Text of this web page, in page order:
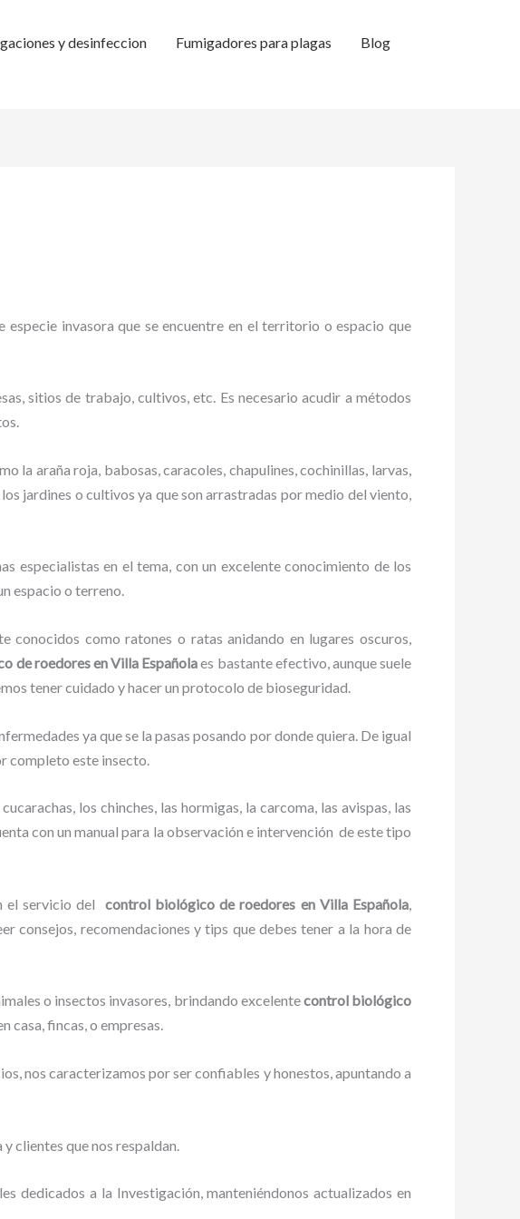
y desinfeccion Fumigadores para plagas
Blog
invasora que se encuentre en el territorio o espacio que
sitios de trabajo, cultivos, etc. Es necesario acudir a métodos
la araña roja, babosas, caracoles, chapulines, cochinillas, larvas,
jardines o cultivos ya que son arrastradas por medio del viento,
especialistas en el tema, con un excelente conocimiento de los
espacio o terreno.
conocidos como ratones o ratas anidando en lugares oscuros,
de roedores en Villa Españolaes bastante efectivo, aunque suele
tener cuidado y hacer un protocolo de bioseguridad.
ya que se la pasas posando por donde quiera. De igual
completo este insecto.
los chinches, las hormigas, la carcoma, las avispas, las
con un manual para la observación e intervención de este tipo
el servicio del control biológico de roedores en Villa Española
consejos, recomendaciones y tips que debes tener a la hora de
o insectos invasores, brindando excelentecontrol biológico
casa, fincas, o empresas.
nos caracterizamos por ser confiables y honestos, apuntando a
clientes que nos respaldan.
dedicados a la Investigación, manteniéndonos actualizados en